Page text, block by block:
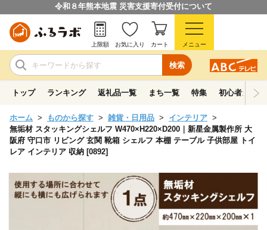
令和８年熊本地震 災害支援寄付受付について
検索
上限額 お気に入り カート メニュー
トップ ランキング 返礼品一覧 まち一覧 特集 初心者ガイド
ホーム ものから探す 雑貨・日用品
インテリア
無垢材 スタッキングシェルフ W470×H220×D200｜新星金属製作所 大
阪府 守口市 リビング 玄関 靴箱 シェルフ 本棚 テーブル 子供部屋 トイ
レア インテリア 収納 [0892]